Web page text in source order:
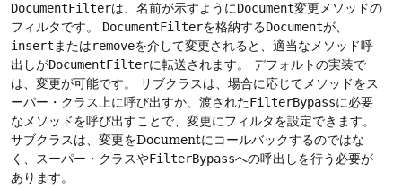
DocumentFilterは、名前が示すようにDocument変更メソッドの
フィルタです。
DocumentFilterを格納するDocumentが、
insert またはremoveを介して変更されると、適当なメソッド呼
出しがDocumentFilterに転送されます。
デフォルトの実装で
は、変更が可能です。
サブクラスは、場合に応じてメソッドをス
ーパー・クラス上に呼び出すか、渡されたFilterBypassに必要
なメソッドを呼び出すことで、変更にフィルタを設定できます。
サブクラスは、変更をDocumentにコールバックするのではな
く、スーパー・クラスやFilterBypassへの呼出しを行う必要が
あります。